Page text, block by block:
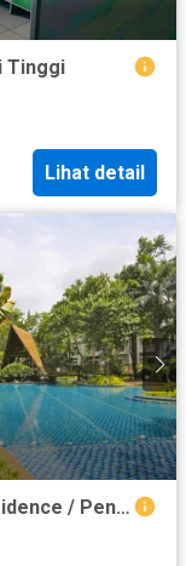
Tinggi
Lihat detail
Jual Rugi Apartemen Sherwood Residence / Penthouse